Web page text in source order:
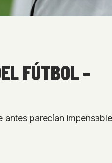
FÚTBOL –
parecían